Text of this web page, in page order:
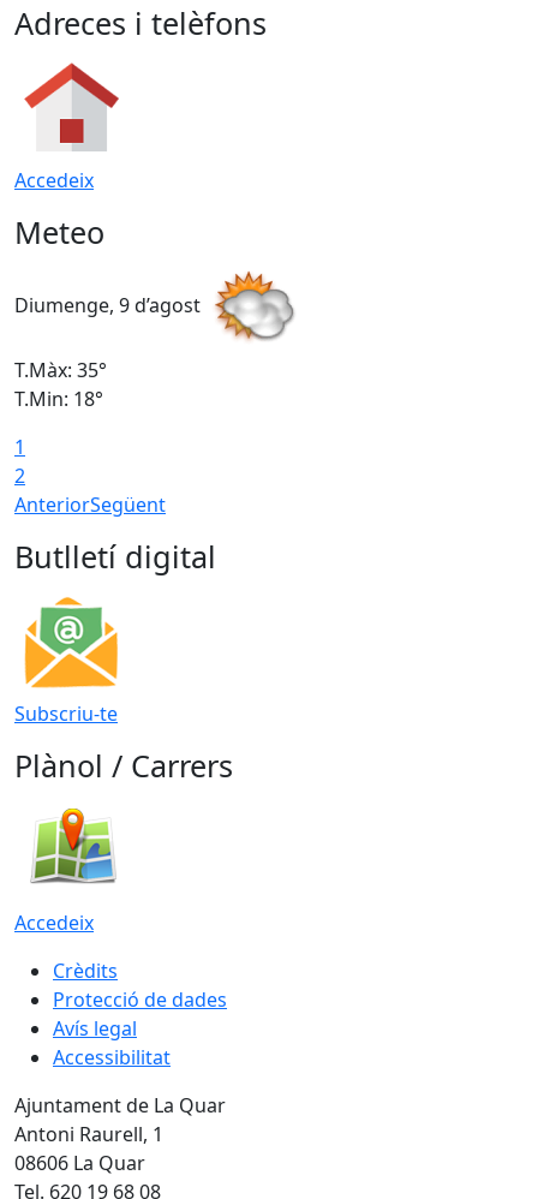
Adreces i telèfons
Accedeix
Meteo
Diumenge, 9 d’agost
T.Màx: 35°
T.Min: 18°
1
2
AnteriorSegüent
Butlletí digital
Subscriu-te
Plànol / Carrers
Accedeix
Crèdits
Protecció de dades
Avís legal
Accessibilitat
Ajuntament de La Quar
Antoni Raurell, 1
08606 La Quar
Tel. 620 19 68 08